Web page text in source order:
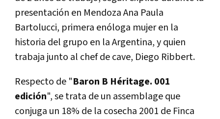
presentación en Mendoza Ana Paula
Bartolucci, primera enóloga mujer en la
historia del grupo en la Argentina, y quien
trabaja junto al chef de cave, Diego Ribbert.
Respecto de "Baron B Héritage. 001
edición", se trata de un assemblage que
conjuga un 18% de la cosecha 2001 de Finca